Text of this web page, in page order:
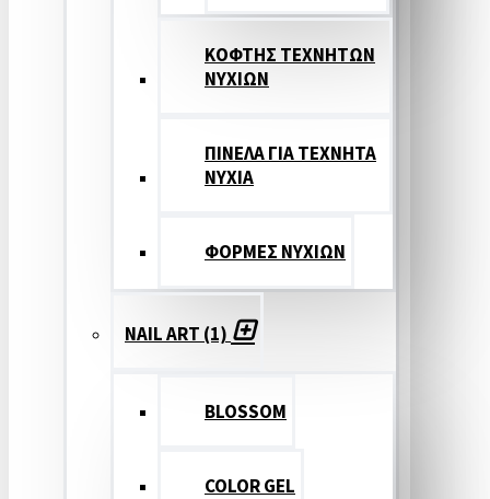
ΚΟΦΤΗΣ ΤΕΧΝΗΤΩΝ
ΝΥΧΙΩΝ
ΠΙΝΕΛΑ ΓΙΑ ΤΕΧΝΗΤΑ
ΝΥΧΙΑ
ΦΟΡΜΕΣ ΝΥΧΙΩΝ
NAIL ART (1)
BLOSSOM
COLOR GEL